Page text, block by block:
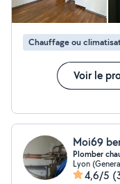
Chauffage ou
Voir le
Moi69
Plomber
Lyon
4,6/5